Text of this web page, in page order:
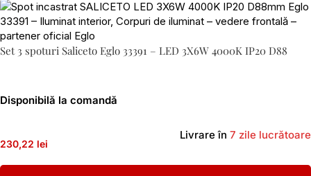
Set 3 spoturi Saliceto Eglo 33391 – LED 3X6W 4000K IP20 D88
Disponibilă la comandă
230,22 lei
Livrare în 7 zile lucrătoare